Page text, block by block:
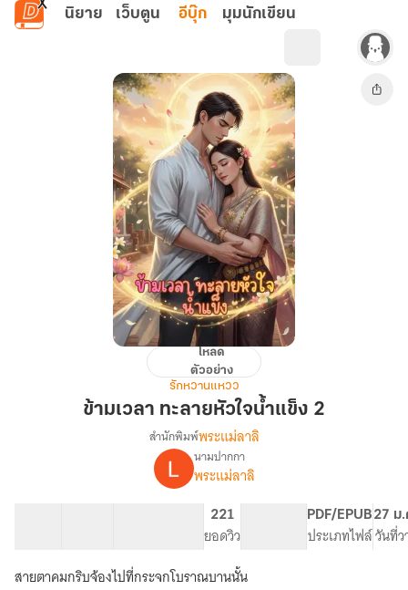
ข้ามไปยังเนื้อหาหลัก
นิยาย เว็บตูน อีบุ๊ก มุมนักเขียน
ทะลาย
โหลด
ตัวอย่าง
รักหวานแหวว
ข้ามเวลา ทะลายหัวใจน้ำแข็ง 2
เรื่อง
ข้าม
เวลา
ทะลาย
หัวใจ
น้ำ
แข็ง
สำนักพิมพ์พระแม่ลาลิ
นามปากกา
พระแม่ลาลิ
221
ยอดวิว
PDF/EPUB
ประเภทไฟล์
27 ม
วันที่ว
สายตาคมกริบจ้องไปที่กระจกโบราณบานนั้น